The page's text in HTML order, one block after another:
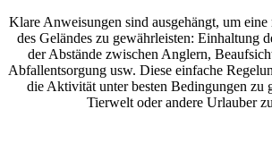
Klare Anweisungen sind ausgehängt, um
des Geländes zu gewährleisten: Einhaltung
der Abstände zwischen Anglern,
Abfallentsorgung usw. Diese einfache
die Aktivität unter besten Bedingungen zu
Tierwelt oder andere Urlauber